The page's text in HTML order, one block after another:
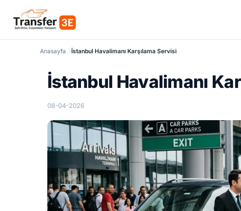
Anasayfa İstanbul Havalimanı Karşılama Servisi
İstanbul Havalimanı
08-04-2026